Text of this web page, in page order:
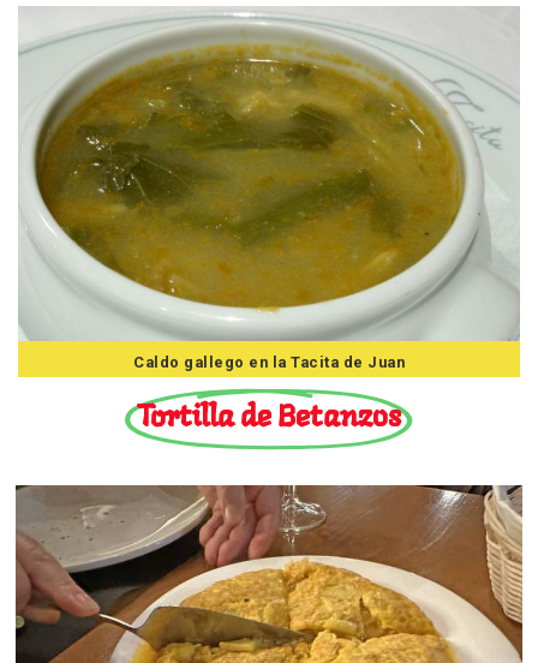
Caldo gallego en la Tacita de Juan
Tortilla de Betanzos